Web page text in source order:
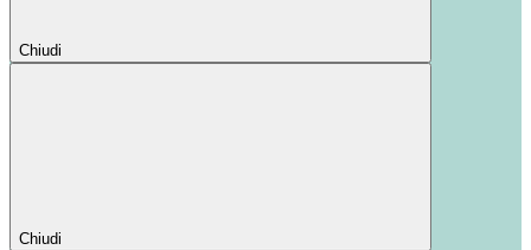
Chiudi
Chiudi